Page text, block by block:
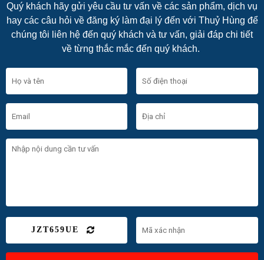
Quý khách hãy gửi yêu cầu tư vấn về các sản phẩm, dịch vụ
hay các câu hỏi về đăng ký làm đại lý đến với Thuỷ Hùng để
chúng tôi liên hệ đến quý khách và tư vấn, giải đáp chi tiết
về từng thắc mắc đến quý khách.
JZT659UE